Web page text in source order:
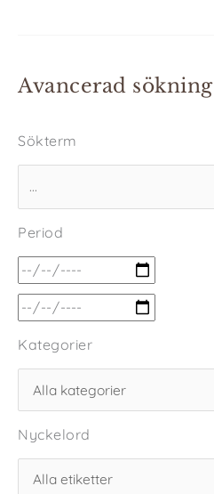
Avancerad sökning
Sökterm
Period
Kategorier
Nyckelord